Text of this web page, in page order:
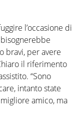
l’occasione di
bravi, per avere
il riferimento
“Sono
intanto state
amico, ma